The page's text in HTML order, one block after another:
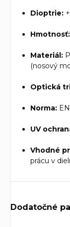
Dioptrie:
Hmotnosť:
Materiál:
(nosový
Optická
Norma:
UV
Vhodné
prácu v
Dodatočné